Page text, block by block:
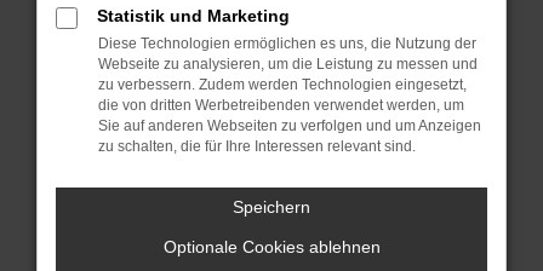
Sicherheitsrisiko, sondern kann auch dazu führen,
dass bestimmte Funktionen nicht mehr
unterstützt werden.
Wende dich an den Webseitenbetreiber.
Wenn du alle oben genannten Schritte versucht
hast, kontaktiere uns bitte. Wir werden versuchen,
das Problem zu beheben. Du kannst uns diesen
Text schicken, um uns bei der Fehlersuche zu
unterstützen:
Statistik und Marketing
Diese Technologien ermöglichen es uns, die Nutzung der
Webseite zu analysieren, um die Leistung zu messen und
zu verbessern. Zudem werden Technologien eingesetzt,
die von dritten Werbetreibenden verwendet werden, um
Sie auf anderen Webseiten zu verfolgen und um Anzeigen
zu schalten, die für Ihre Interessen relevant sind.
Speichern
Optionale Cookies ablehnen